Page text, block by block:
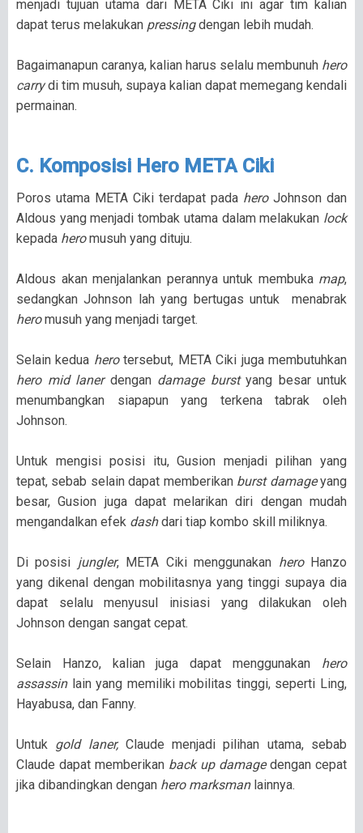
menjadi tujuan utama dari META Ciki ini agar tim kalian
dapat terus melakukan pressingdengan lebih mudah.
Bagaimanapun caranya, kalian harus selalu membunuh hero
carrydi tim musuh, supaya kalian dapat memegang kendali
permainan.
C. Komposisi Hero META Ciki
Poros utama META Ciki terdapat pada hero Johnson dan
Aldous yang menjadi tombak utama dalam melakukan lock
kepada heromusuh yang dituju.
Aldous akan menjalankan perannya untuk membuka map,
sedangkan Johnson lah yang bertugas untuk menabrak
heromusuh yang menjadi target.
Selain kedua herotersebut, META Ciki juga membutuhkan
hero mid lanerdengan damage burst yang besar untuk
menumbangkan siapapun yang terkena tabrak oleh
Johnson.
Untuk mengisi posisi itu, Gusion menjadi pilihan yang
tepat, sebab selain dapat memberikan burst damageyang
besar, Gusion juga dapat melarikan diri dengan mudah
mengandalkan efek dashdari tiap kombo skill miliknya.
Di posisi jungler, META Ciki menggunakan hero Hanzo
yang dikenal dengan mobilitasnya yang tinggi supaya dia
dapat selalu menyusul inisiasi yang dilakukan oleh
Johnson dengan sangat cepat.
Selain Hanzo, kalian juga dapat menggunakan hero
assassinlain yang memiliki mobilitas tinggi, seperti Ling,
Hayabusa, dan Fanny.
Untuk gold laner,Claude menjadi pilihan utama, sebab
Claude dapat memberikan back up damagedengan cepat
jika dibandingkan dengan hero marksmanlainnya.